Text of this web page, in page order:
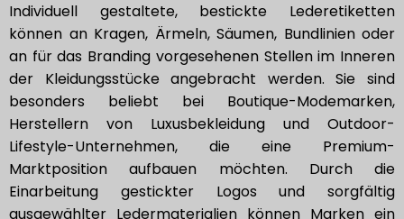
Individuell gestaltete, bestickte Lederetiketten
können an Kragen, Ärmeln, Säumen, Bundlinien oder
an für das Branding vorgesehenen Stellen im Inneren
der Kleidungsstücke angebracht werden. Sie sind
besonders beliebt bei Boutique-Modemarken,
Herstellern von Luxusbekleidung und Outdoor-
Lifestyle-Unternehmen, die eine Premium-
Marktposition aufbauen möchten. Durch die
Einarbeitung gestickter Logos und sorgfältig
ausgewählter Ledermaterialien können Marken ein